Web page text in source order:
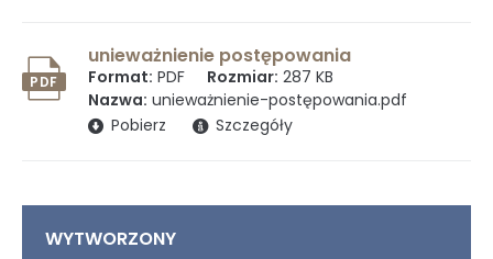
PDF
unieważnienie postępowania
Format: PDF Rozmiar: 287 KB
Nazwa: unieważnienie-postępowania.pdf
Pobierz (otwiera się w nowym oknie)
Szczegóły
WYTWORZONY